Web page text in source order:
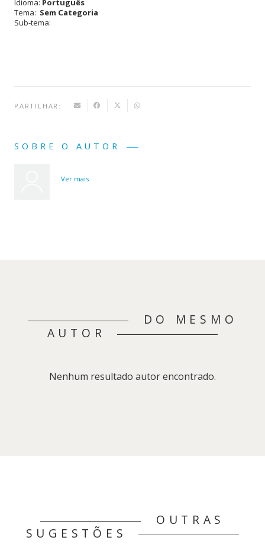
Idioma: Português
Tema: Sem Categoria
Sub-tema:
PARTILHAR:
SOBRE O AUTOR
Ver mais
DO MESMO
AUTOR
Nenhum resultado autor encontrado.
OUTRAS
SUGESTÕES